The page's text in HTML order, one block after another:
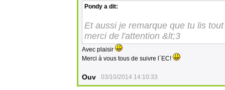
Pondy a dit:
Et aussi je remarque que tu lis
merci de l'attention &lt;3
Avec plaisir
Merci à vous tous de suivre l´EC!
Ouv 03/10/2014 14:10:33